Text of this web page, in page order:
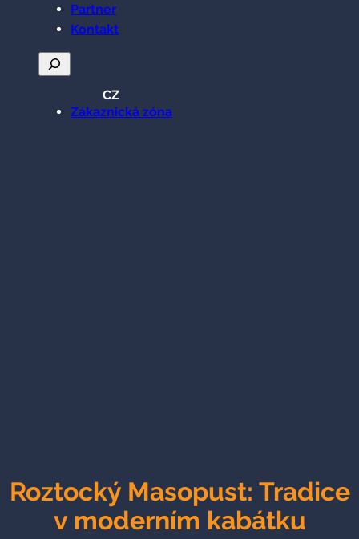
Partner
Kontakt
Hledat
CZ
Zákaznická zóna
Roztocký Masopust: Tradice
v moderním kabátku